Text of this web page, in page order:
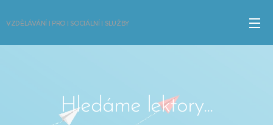
VZDĚLÁVÁNÍ | PRO | SOCIÁLNÍ | SLUŽBY
Hledáme lektory...